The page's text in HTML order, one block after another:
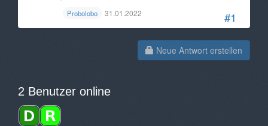
#1
Probolobo 31.01.2022
Neue Antwort erstellen
2 Benutzer online